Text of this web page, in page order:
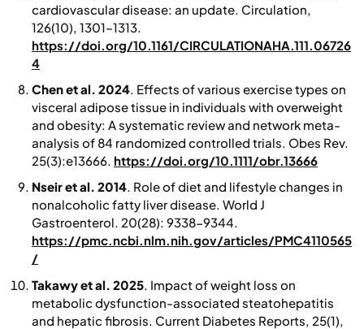
cardiovascular disease: an update. Circulation
126(10), 1301–1313.
https://doi.org/10.1161/CIRCULATIONAHA.111.06726
4
Chen et al. 2024. Effects of various exercise types on
visceral adipose tissue in individuals with overweight
and obesity: A systematic review and network meta-
analysis of 84 randomized controlled trials. Obes Rev.
25(3):e13666. https://doi.org/10.1111/obr.13666
Nseir et al. 2014. Role of diet and lifestyle changes in
nonalcoholic fatty liver disease. World J
Gastroenterol. 20(28): 9338-9344.
https://pmc.ncbi.nlm.nih.gov/articles/PMC4110565
/
Takawy et al. 2025. Impact of weight loss on
metabolic dysfunction-associated steatohepatitis
and hepatic fibrosis. Current Diabetes Reports, 25(1),